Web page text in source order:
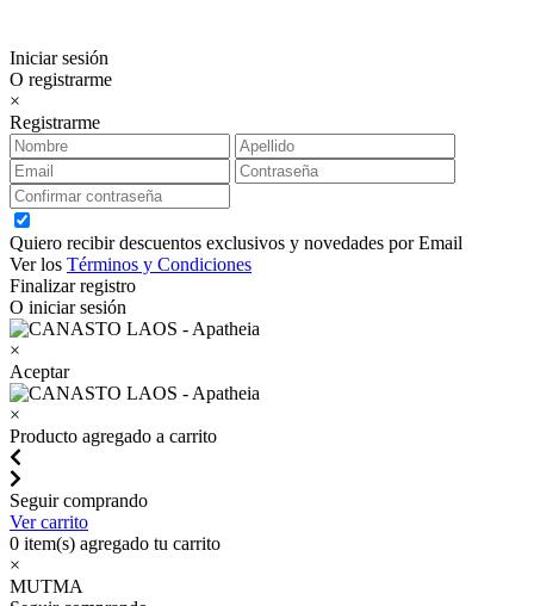
Iniciar sesión
O registrarme
×
Registrarme
Quiero recibir descuentos exclusivos y novedades por Email
Ver los Términos y Condiciones
Finalizar registro
O iniciar sesión
×
Aceptar
×
Producto agregado a carrito
Seguir comprando
Ver carrito
0 item(s) agregado tu carrito
×
MUTMA